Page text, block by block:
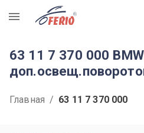
R
63 11 7 370 000
Главная / 63 11 7 370 000